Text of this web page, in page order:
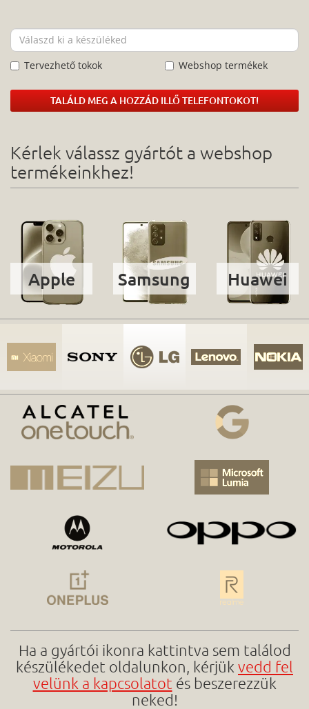
Tervezhető tokok Webshop termékek
TALÁLD MEG A HOZZÁD ILLŐ TELEFONTOKOT!
Kérlek válassz gyártót a webshop
termékeinkhez!
Apple Samsung Huawei
Ha a gyártói ikonra kattintva sem találod
készülékedet oldalunkon, kérjük vedd fel
velünk a kapcsolatot és beszerezzük
neked!